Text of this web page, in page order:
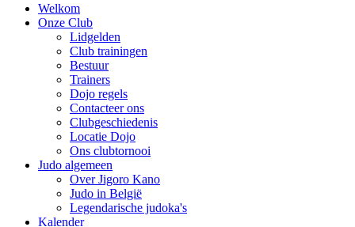
Welkom
Onze Club
Lidgelden
Club trainingen
Bestuur
Trainers
Dojo regels
Contacteer ons
Clubgeschiedenis
Locatie Dojo
Ons clubtornooi
Judo algemeen
Over Jigoro Kano
Judo in België
Legendarische judoka's
Kalender